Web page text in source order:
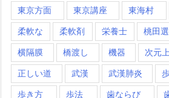
東京方面 東京講座 東海村
柔軟な 柔軟剤 栄養士 桃田
横隔膜 橋渡し 機器 次元
正しい道 武漢 武漢肺炎
歩き方 歩法 歯ならび